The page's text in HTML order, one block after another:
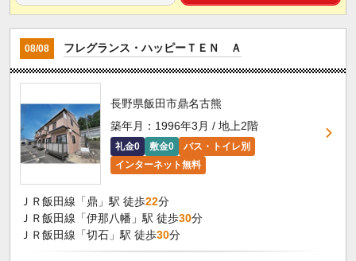
08/08 フレグランス・ハッピーＴＥＮ Ａ
長野県飯田市鼎名古熊
築年月：1996年3月 / 地上2階
礼金0 敷金0
バス・トイレ別
インターネット無料
ＪＲ飯田線「鼎」駅 徒歩22分
ＪＲ飯田線「伊那八幡」駅 徒歩30分
ＪＲ飯田線「切石」駅 徒歩30分